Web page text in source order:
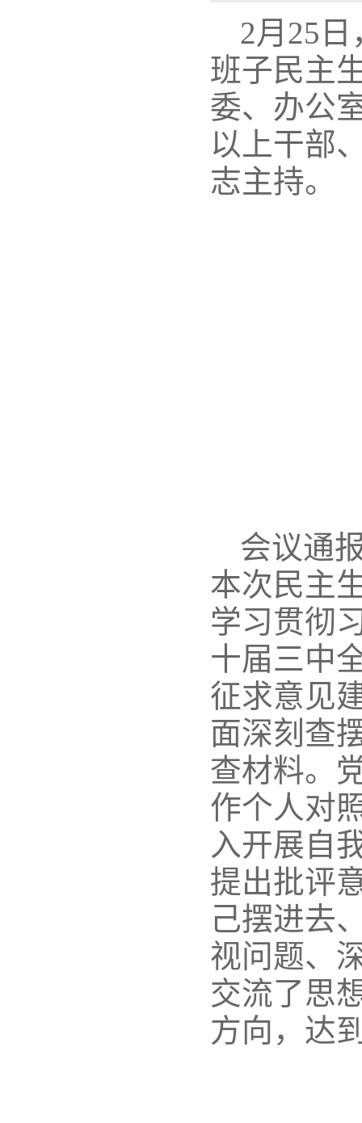
2月25
班子民主
委、办公
以上干部
志主持。
会议通
本次民主
学习贯彻
十届三中
征求意见
面深刻查
查材料。
作个人对
入开展自
提出批评
己摆进去
视问题、
交流了思
方向，达